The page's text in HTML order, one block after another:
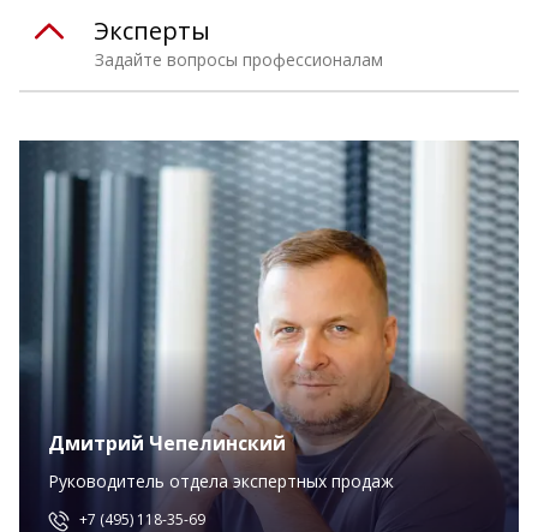
Задайте вопросы профессионалам
Эксперты
Дмитрий Чепелинский
Руководитель отдела экспертных продаж
+7 (495) 118-35-69